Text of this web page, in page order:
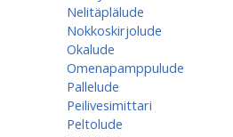
Nelitäplälude
Nokkoskirjolude
Okalude
Omenapamppulude
Pallelude
Peilivesimittari
Peltolude